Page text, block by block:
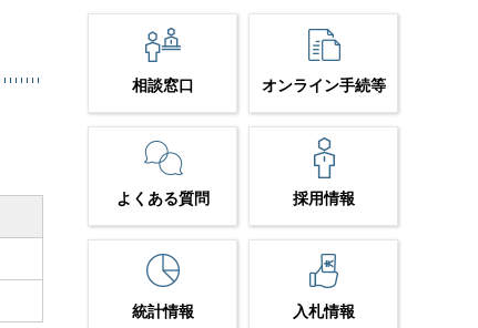
相談窓口 オンライン手続等
よくある質問 採用情報
統計情報 入札情報